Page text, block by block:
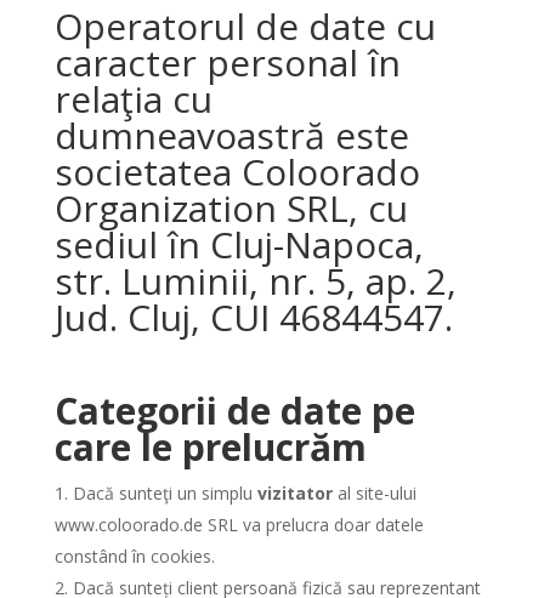
Operatorul de date cu
caracter personal în
relaţia cu
dumneavoastră este
societatea Coloorado
Organization SRL, cu
sediul în Cluj-Napoca,
str. Luminii, nr. 5, ap. 2,
Jud. Cluj, CUI 46844547.
Categorii de date pe
care le prelucrăm
Dacă sunteţi un simplu vizitatoral site-ului
www.coloorado.de SRL va prelucra doar datele
constând în cookies.
Dacă sunteți client persoană fizică sau reprezentant